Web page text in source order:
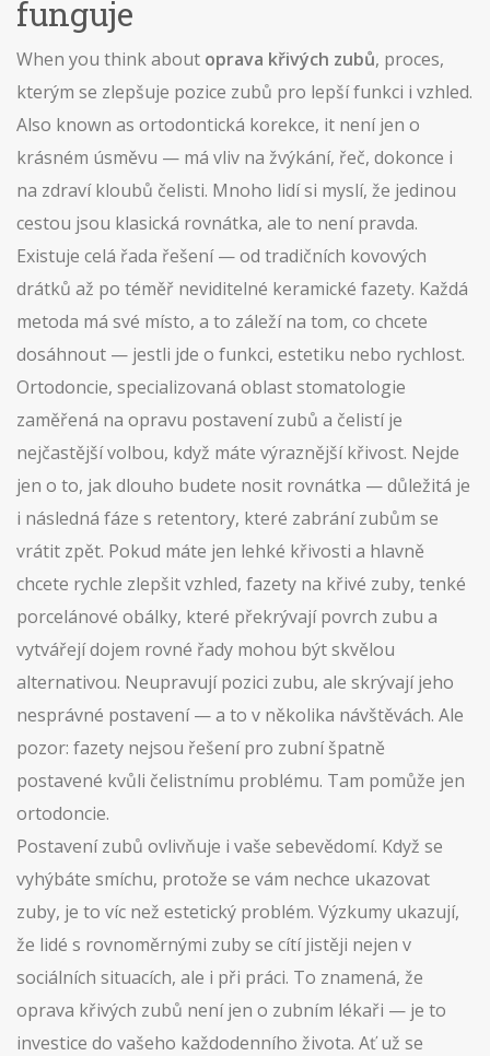
funguje
When you think about oprava křivých zubů, proces,
kterým se zlepšuje pozice zubů pro lepší funkci i vzhled.
Also known as ortodontická korekce, it není jen o
krásném úsměvu — má vliv na žvýkání, řeč, dokonce i
na zdraví kloubů čelisti. Mnoho lidí si myslí, že jedinou
cestou jsou klasická rovnátka, ale to není pravda.
Existuje celá řada řešení — od tradičních kovových
drátků až po téměř neviditelné keramické fazety. Každá
metoda má své místo, a to záleží na tom, co chcete
dosáhnout — jestli jde o funkci, estetiku nebo rychlost.
Ortodoncie, specializovaná oblast stomatologie
zaměřená na opravu postavení zubů a čelistíje
nejčastější volbou, když máte výraznější křivost. Nejde
jen o to, jak dlouho budete nosit rovnátka — důležitá je
i následná fáze s retentory, které zabrání zubům se
vrátit zpět. Pokud máte jen lehké křivosti a hlavně
chcete rychle zlepšit vzhled, fazety na křivé zuby, tenké
porcelánové obálky, které překrývají povrch zubu a
vytvářejí dojem rovné řady mohou být skvělou
alternativou. Neupravují pozici zubu, ale skrývají jeho
nesprávné postavení — a to v několika návštěvách. Ale
pozor: fazety nejsou řešení pro zubní špatně
postavené kvůli čelistnímu problému. Tam pomůže jen
ortodoncie.
Postavení zubů ovlivňuje i vaše sebevědomí. Když se
vyhýbáte smíchu, protože se vám nechce ukazovat
zuby, je to víc než estetický problém. Výzkumy ukazují,
že lidé s rovnoměrnými zuby se cítí jistěji nejen v
sociálních situacích, ale i při práci. To znamená, že
oprava křivých zubů není jen o zubním lékaři — je to
investice do vašeho každodenního života. Ať už se